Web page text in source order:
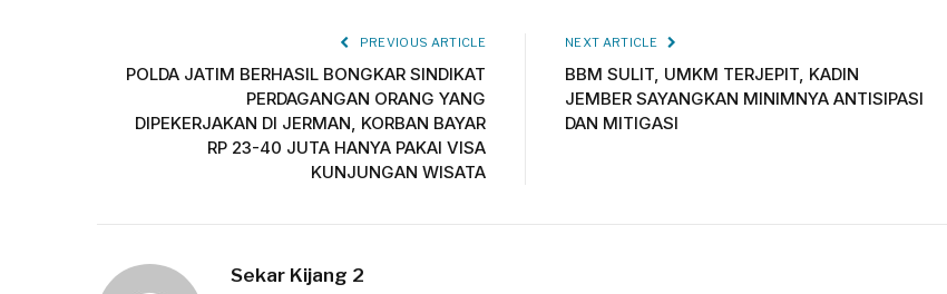
PREVIOUS ARTICLE
POLDA JATIM BERHASIL BONGKAR SINDIKAT
PERDAGANGAN ORANG YANG
DIPEKERJAKAN DI JERMAN, KORBAN BAYAR
RP 23-40 JUTA HANYA PAKAI VISA
KUNJUNGAN WISATA
NEXT ARTICLE
BBM SULIT, UMKM TERJEPIT, KADIN
JEMBER SAYANGKAN MINIMNYA ANTISIPASI
DAN MITIGASI
Sekar Kijang 2